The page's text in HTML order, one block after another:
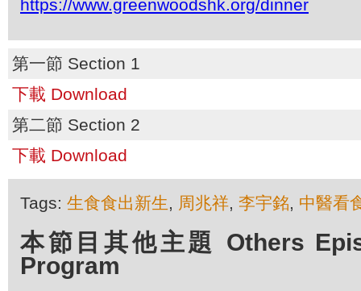
https://www.greenwoodshk.org/dinner
第一節 Section 1
下載 Download
第二節 Section 2
下載 Download
Tags: 生食食出新生, 周兆祥, 李宇銘, 中醫看
本節目其他主題 Others
Program